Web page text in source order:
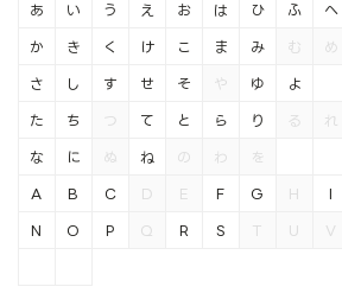
あ い う え お
か き く け こ
さ し す せ そ
た ち つ て と
な に ぬ ね の
は ひ ふ へ
ま み む め
や ゆ よ
ら り る れ
わ を
A B C D E F G H I
N O P Q R S T U V